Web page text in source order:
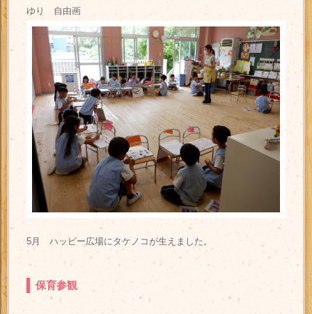
ゆり 自由画
5月 ハッピー広場にタケノコが生えました。
保育参観